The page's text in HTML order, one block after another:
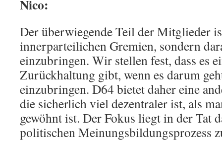
Nico:
Der überwiegende Teil der Mitglieder
innerparteilichen Gremien, sondern
einzubringen. Wir stellen fest, dass es
Zurückhaltung gibt, wenn es darum
einzubringen. D64 bietet daher eine
die sicherlich viel dezentraler ist, als
gewöhnt ist. Der Fokus liegt in der Tat
politischen Meinungsbildungsprozess